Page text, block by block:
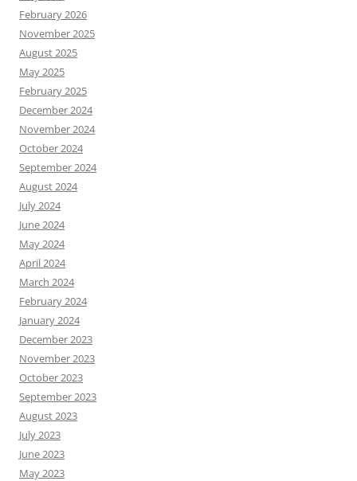
February 2026
November 2025
August 2025
May 2025
February 2025
December 2024
November 2024
October 2024
September 2024
August 2024
July 2024
June 2024
May 2024
April 2024
March 2024
February 2024
January 2024
December 2023
November 2023
October 2023
September 2023
August 2023
July 2023
June 2023
May 2023